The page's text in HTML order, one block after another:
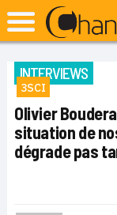
INTERVIEWS
3SCI
Olivier
situation de
dégrade pas